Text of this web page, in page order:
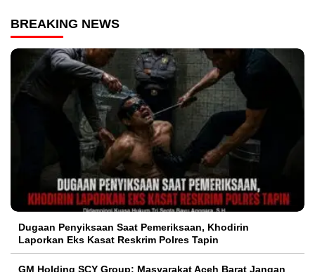
BREAKING NEWS
Dugaan Penyiksaan Saat Pemeriksaan, Khodirin
Laporkan Eks Kasat Reskrim Polres Tapin
GM Holding SCY Group: Masyarakat Aceh Barat Jangan